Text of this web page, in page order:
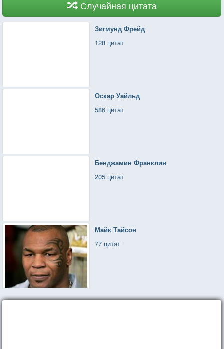
Случайная цитата
Зигмунд Фрейд
128 цитат
Оскар Уайльд
586 цитат
Бенджамин Франклин
205 цитат
Майк Тайсон
77 цитат